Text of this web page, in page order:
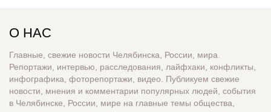
О НАС
Главные, свежие новости Челябинска, России, мира.
Репортажи, интервью, расследования, лайфхаки, конфликты,
инфографика, фоторепортажи, видео. Публикуем свежие
новости, мнения и комментарии популярных людей, события
в Челябинске, России, мире на главные темы общества,